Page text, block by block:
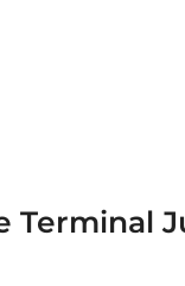
Terminal